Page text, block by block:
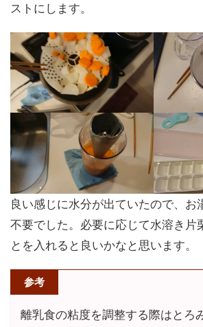
ストにします。
良い感じに水分が出ていたので、お
不要でした。必要に応じて水溶き片
とを入れると良いかなと思います。
参考
離乳食の粘度を調整する際はとろ